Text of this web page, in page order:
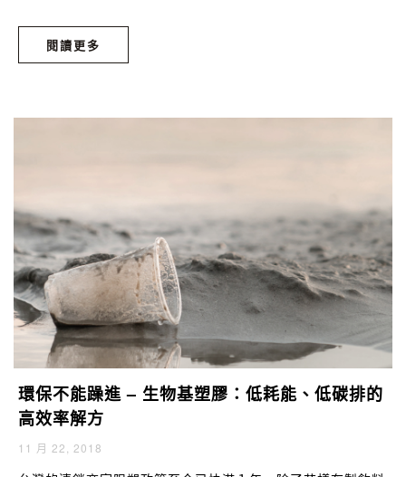
氣)佔了82.6%、核能發電佔9.3%、再生能源發電4.9%、其他
則佔3.2%，其中再生能源的比例甚至不到5%，也說明了整體
發電的形式依舊偏向對環境有負面影響。民意與政策互相角力
的燃煤、核能發電。
閱讀更多
環保不能躁進 – 生物基塑膠：低耗能、低碳排的
高效率解方
11 月 22, 2018